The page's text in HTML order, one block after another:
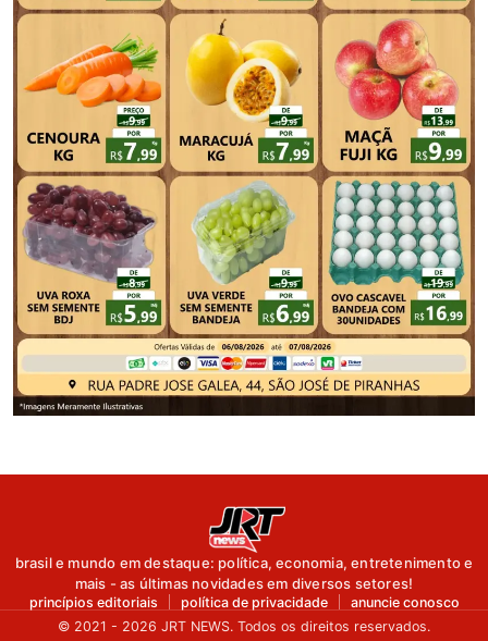
brasil e mundo em destaque: política, economia, entretenimento e
mais - as últimas novidades em diversos setores!
princípios editoriais política de privacidade
anuncie conosco
© 2021 - 2026 JRT NEWS. Todos os direitos reservados.